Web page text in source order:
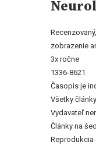
zobrazenie
3x ročne
1336-8621
Časopis je
Všetky
Vydavateľ
Články na
Reprodukcia